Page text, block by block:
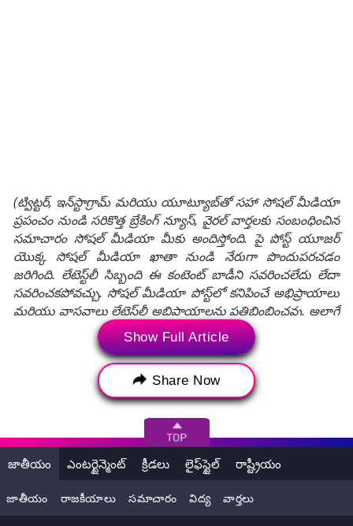
(ట్విట్టర్, ఇన్‌స్టాగ్రామ్ మరియు యూట్యూబ్‌తో సహా సోషల్ మీడియా
ప్రపంచం నుండి సరికొత్త బ్రేకింగ్ న్యూస్, వైరల్ వార్తలకు సంబంధించిన
సమాచారం సోషల్ మీడియా మీకు అందిస్తోంది. పై పోస్ట్ యూజర్
యొక్క సోషల్ మీడియా ఖాతా నుండి నేరుగా పొందుపరచడం
జరిగింది. లేటెస్ట్‌లీ సిబ్బంది ఈ కంటెంట్ బాడీని సవరించలేదు లేదా
సవరించకపోవచ్చు. సోషల్ మీడియా పోస్ట్‌లో కనిపించే అభిప్రాయాలు
మరియు వాస్తవాలు లేటెస్ట్‌లీ అభిప్రాయాలను ప్రతిబింబించవు, అలాగే
లేటెస్ట్‌లీ దీనికి ఎటువంటి బాధ్యత వహించదు.)
telangana rains hyderabad rains
khammam rains peddavagu
telangana floods
తెలంగాణ వర్షాలు తెలంగాణ ఖమ్మం పెద్దవాగు
ఖమ్మం వర్షాలు
Show Full Article
Share Now
జాతీయం ఎంటర్టైన్మెంట్ క్రీడలు లైఫ్‌స్టైల్ రాష్ట్రీయం
జాతీయం రాజకీయాలు సమాచారం విద్య వార్తలు